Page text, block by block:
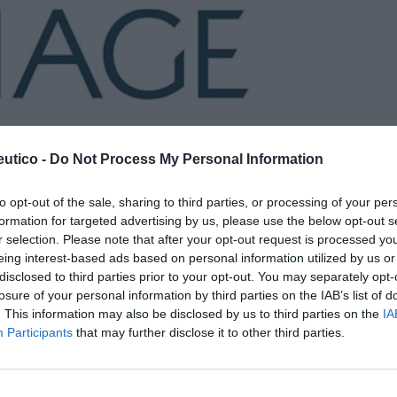
- Do Not Process My Personal Information
opt-out of the sale, sharing to third parties, or processing of your
for targeted advertising by us, please use the below opt-out
selection. Please note that after your opt-out request is processed
interest-based ads based on personal information utilized by us
to third parties prior to your opt-out. You may separately
of your personal information by third parties on the IAB’s list of
This information may also be disclosed by us to third parties on the
Participants that may further disclose it to other third parties.
seca en los meses más
02/2023
lanza Bio-Oil Gel para piel seca
y novedades Redacción
14/10/2019
en España un nuevo producto para el
de la piel seca o xerosis: Bio-Oil Gel para piel seca.